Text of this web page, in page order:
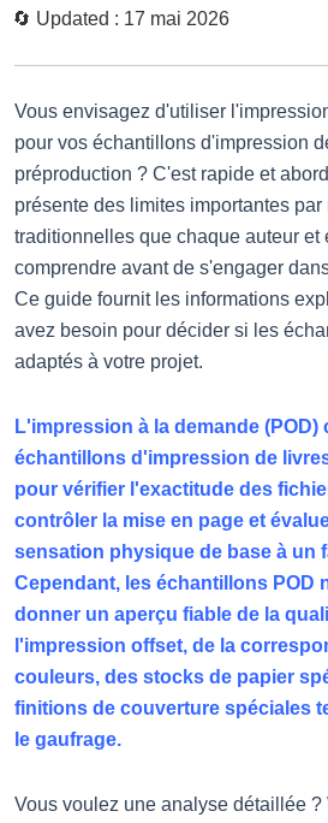
🔄 Updated : 17 mai 2026
Vous envisagez d'utiliser
pour vos échantillons d'impression
préproduction ? C'est rapide et
présente des limites importantes
traditionnelles que chaque auteur et
comprendre avant de s'engager
Ce guide fournit les informations
avez besoin pour décider si les
adaptés à votre projet.
L'impression à la demande (POD)
échantillons d'impression de
pour vérifier l'exactitude des
contrôler la mise en page et
sensation physique de base à un
Cependant, les échantillons POD
donner un aperçu fiable de la
l'impression offset, de la
couleurs, des stocks de papier
finitions de couverture spéciales
le gaufrage.
Vous voulez une analyse détaillée ?